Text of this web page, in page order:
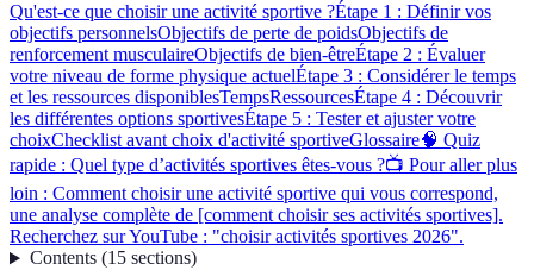
Qu'est-ce que choisir une activité sportive ?Étape 1 : Définir vos
objectifs personnelsObjectifs de perte de poidsObjectifs de
renforcement musculaireObjectifs de bien-êtreÉtape 2 : Évaluer
votre niveau de forme physique actuelÉtape 3 : Considérer le temps
et les ressources disponiblesTempsRessourcesÉtape 4 : Découvrir
les différentes options sportivesÉtape 5 : Tester et ajuster votre
choixChecklist avant choix d'activité sportiveGlossaire🧠 Quiz
rapide : Quel type d’activités sportives êtes-vous ?📺 Pour aller plus
loin : Comment choisir une activité sportive qui vous correspond,
une analyse complète de [comment choisir ses activités sportives].
Recherchez sur YouTube : "choisir activités sportives 2026".
Contents(15 sections)